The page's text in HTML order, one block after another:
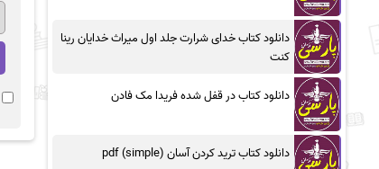
دانلود کتاب خدای شرارت جلد اول میراث خدایان رینا
کنت
دانلود کتاب در قفل شده فریدا مک فادن
دانلود کتاب ترید کردن آسان (simple) pdf